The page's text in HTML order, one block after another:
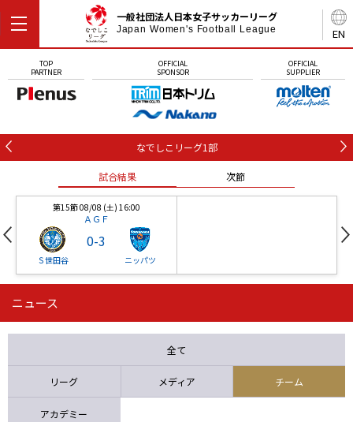
EN
一般社団法人日本女子サッカーリーグ
Japan Women's Football League
TOP
PARTNER
OFFICIAL
SPONSOR
OFFICIAL
SUPPLIER
なでしこリーグ1部
試合結果 次節
第15節 08/08 (土) 16:00
ＡＧＦ
Ｓ世田谷
0-3
ニッパツ
第16節 09/05 (土) 15:00
ニッパツ 石人の星
ニュース
全て
リーグ メディア チーム
アカデミー